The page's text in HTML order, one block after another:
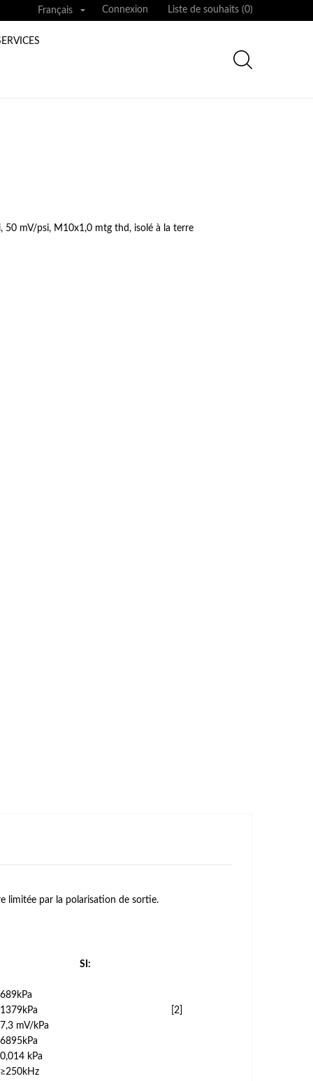
Français  Connexion Liste de souhaits (0)
50 mV/psi, M10x1,0 mtg thd, isolé à la terre
limitée par la polarisation de sortie.
SI:
689kPa
1379kPa
[2]
7,3 mV/kPa
6895kPa
0,014 kPa
≥250kHz